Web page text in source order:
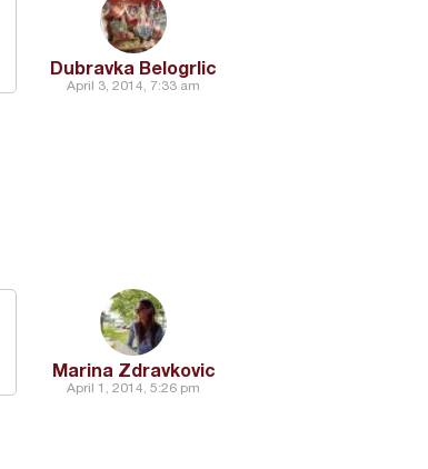
Dubravka Belogrlic
April 3, 2014, 7:33 am
Marina Zdravkovic
April 1, 2014, 5:26 pm